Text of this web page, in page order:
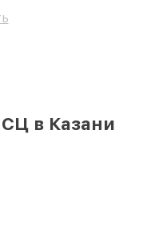
в Казани